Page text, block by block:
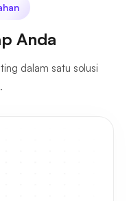
Anda
dalam satu solusi